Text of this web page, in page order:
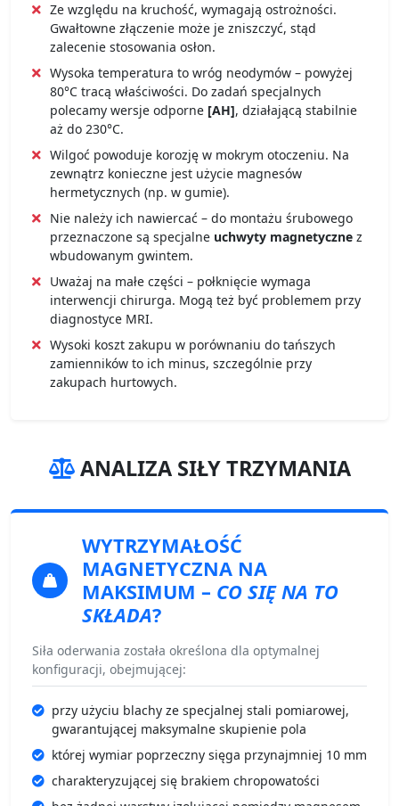
Ze względu na kruchość, wymagają ostrożności.
Gwałtowne złączenie może je zniszczyć, stąd
zalecenie stosowania osłon.
Wysoka temperatura to wróg neodymów – powyżej
80°C tracą właściwości. Do zadań specjalnych
polecamy wersje odporne [AH], działającą stabilnie
aż do 230°C.
Wilgoć powoduje korozję w mokrym otoczeniu. Na
zewnątrz konieczne jest użycie magnesów
hermetycznych (np. w gumie).
Nie należy ich nawiercać – do montażu śrubowego
przeznaczone są specjalne uchwyty magnetyczne z
wbudowanym gwintem.
Uważaj na małe części – połknięcie wymaga
interwencji chirurga. Mogą też być problemem przy
diagnostyce MRI.
Wysoki koszt zakupu w porównaniu do tańszych
zamienników to ich minus, szczególnie przy
zakupach hurtowych.
ANALIZA SIŁY TRZYMANIA
WYTRZYMAŁOŚĆ
MAGNETYCZNA NA
MAKSIMUM – CO SIĘ NA TO
SKŁADA?
Siła oderwania została określona dla optymalnej
konfiguracji, obejmującej:
przy użyciu blachy ze specjalnej stali pomiarowej,
gwarantującej maksymalne skupienie pola
której wymiar poprzeczny sięga przynajmniej 10 mm
charakteryzującej się brakiem chropowatości